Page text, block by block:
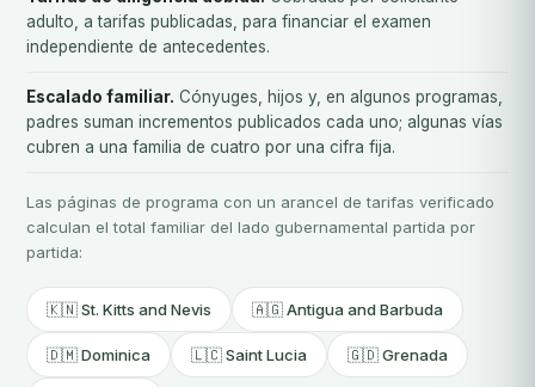
adulto, a tarifas publicadas, para financiar el examen
independiente de antecedentes.
Escalado familiar. Cónyuges, hijos y, en algunos programas,
padres suman incrementos publicados cada uno; algunas vías
cubren a una familia de cuatro por una cifra fija.
Las páginas de programa con un arancel de tarifas verificado
calculan el total familiar del lado gubernamental partida por
partida:
🇰🇳 St. Kitts and Nevis 🇦🇬 Antigua and Barbuda
🇩🇲 Dominica 🇱🇨 Saint Lucia 🇬🇩 Grenada